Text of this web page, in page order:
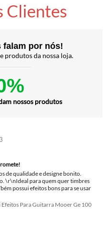
Clientes
falam por nós!
produtos da nossa loja.
nossos produtos
de qualidade e designe bonito.
\r\nIdeal para quem quer timbres
possui efeitos bons para se usar
Para Guitarra Mooer Ge 100